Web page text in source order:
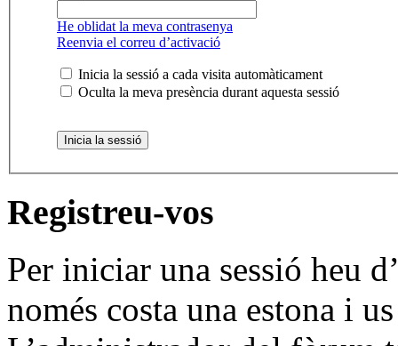
He oblidat la meva contrasenya
Reenvia el correu d’activació
Inicia la sessió a cada visita automàticament
Oculta la meva presència durant aquesta sessió
Registreu-vos
Per iniciar una sessió heu
només costa una estona i